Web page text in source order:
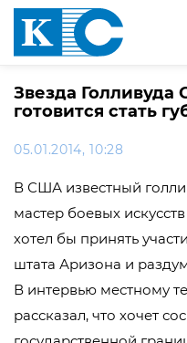
Звезда Голливуда
готовится стать
05.01.2014, 10:28
В США известный
мастер боевых
хотел бы принять
штата Аризона и
В интервью местному
рассказал, что хочет